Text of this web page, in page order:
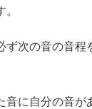
ず次の音の音程
音に自分の音が